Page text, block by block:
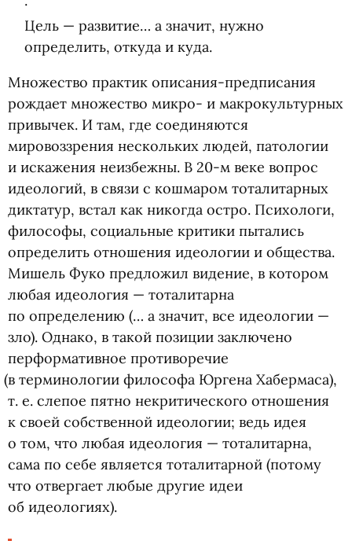
Цель — развитие… а значит, нужно
определить, откуда и куда.
Множество практик описания-предписания
рождает множество микро- и макрокультурных
привычек. И там, где соединяются
мировоззрения нескольких людей, патологии
и искажения неизбежны. В 20-м веке вопрос
идеологий, в связи с кошмаром тоталитарных
диктатур, встал как никогда остро. Психологи,
философы, социальные критики пытались
определить отношения идеологии и общества.
Мишель Фуко предложил видение, в котором
любая идеология — тоталитарна
по определению (… а значит, все идеологии —
зло). Однако, в такой позиции заключено
перформативное противоречие
(в терминологии философа Юргена Хабермаса),
т. е. слепое пятно некритического отношения
к своей собственной идеологии; ведь идея
о том, что любая идеология — тоталитарна,
сама по себе является тоталитарной (потому
что отвергает любые другие идеи
об идеологиях).